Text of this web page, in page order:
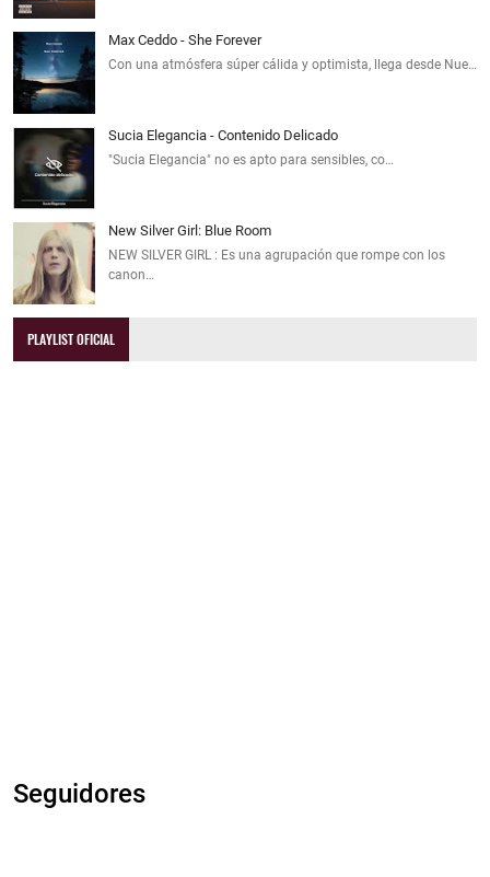
Max Ceddo - She Forever
Con una atmósfera súper cálida y optimista, llega desde Nue…
Sucia Elegancia - Contenido Delicado
"Sucia Elegancia" no es apto para sensibles, co…
New Silver Girl: Blue Room
NEW SILVER GIRL : Es una agrupación que rompe con los
canon…
PLAYLIST OFICIAL
Seguidores